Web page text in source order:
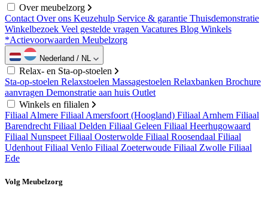
Over meubelzorg
Contact Over ons Keuzehulp Service & garantie Thuisdemonstratie
Winkelbezoek Veel gestelde vragen Vacatures Blog Winkels
*Actievoorwaarden Meubelzorg
Nederland / NL
Relax- en Sta-op-stoelen
Sta-op-stoelen Relaxstoelen Massagestoelen Relaxbanken Brochure
aanvragen Demonstratie aan huis Outlet
Winkels en filialen
Filiaal Almere Filiaal Amersfoort (Hoogland) Filiaal Arnhem Filiaal
Barendrecht Filiaal Delden Filiaal Geleen Filiaal Heerhugowaard
Filiaal Nunspeet Filiaal Oosterwolde Filiaal Roosendaal Filiaal
Udenhout Filiaal Venlo Filiaal Zoeterwoude Filiaal Zwolle Filiaal
Ede
Volg Meubelzorg